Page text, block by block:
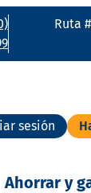
Ruta
sesión
Ahorrar y